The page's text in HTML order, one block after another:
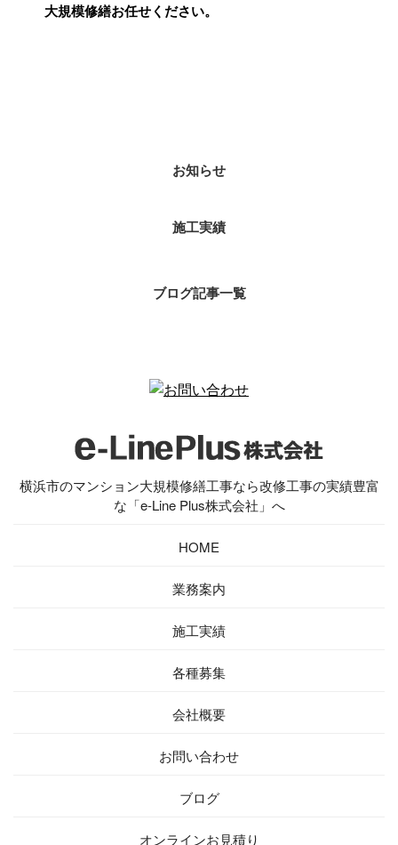
大規模修繕お任せください。
お知らせ
施工実績
ブログ記事一覧
横浜市のマンション大規模修繕工事なら改修工事の実績豊富
な「e-Line Plus株式会社」へ
HOME
業務案内
施工実績
各種募集
会社概要
お問い合わせ
ブログ
オンラインお見積り